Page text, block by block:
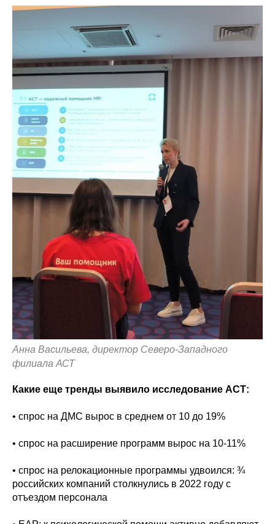
Анна Васильева, директор Северо-Западного
филиала АСТ
Какие еще тренды выявило исследование АСТ:
• спрос на ДМС вырос в среднем от 10 до 19%
• спрос на расширение программ вырос на 10-11%
• спрос на релокационные программы удвоился: ¾
российских компаний столкнулись в 2022 году с
отъездом персонала